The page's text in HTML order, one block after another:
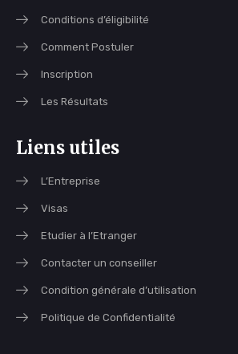
Conditions d’éligibilité
Comment Postuler
Inscription
Les Résultats
Liens utiles
L’Entreprise
Visas
Etudier à l’Etranger
Contacter un conseiller
Condition générale d’utilisation
Politique de Confidentialité